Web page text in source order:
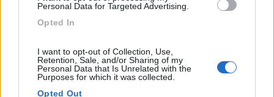
Personal Data for Targeted Advertising.
Opted In
I want to opt-out of Collection, Use,
Retention, Sale, and/or Sharing of my
Personal Data that Is Unrelated with the
Purposes for which it was collected.
Opted Out
sceriffo
Caratteristiche Posizione Servizi